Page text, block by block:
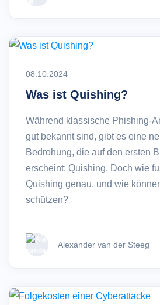
08.10.2024
Was ist Quishing?
Während klassische Phishing-
gut bekannt sind, gibt es eine
Bedrohung, die auf den ersten
erscheint: Quishing. Doch wie
Quishing genau, und wie
schützen?
Alexander van der Steeg